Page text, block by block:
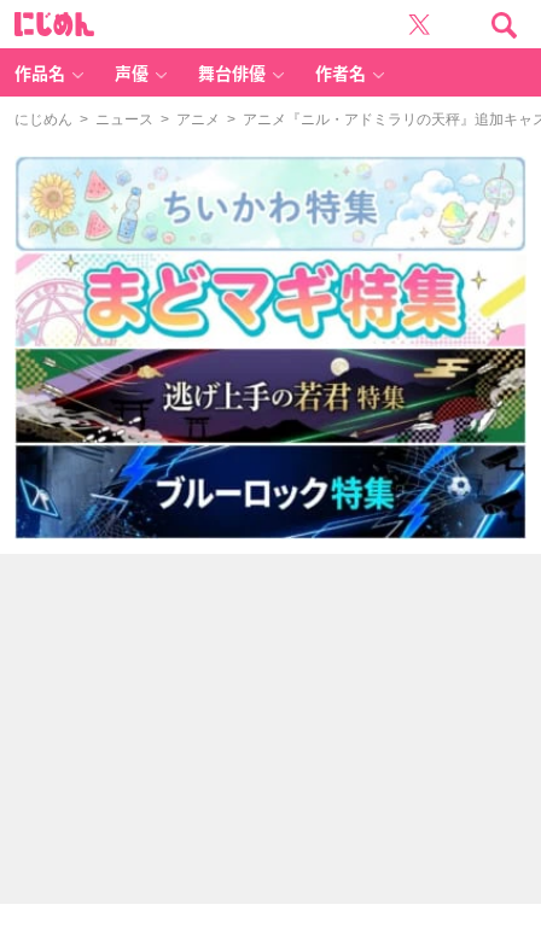
作品名 声優 舞台俳優 作者名
にじめん > ニュース > アニメ > アニメ『ニル・アドミラリの天秤』追加キャ